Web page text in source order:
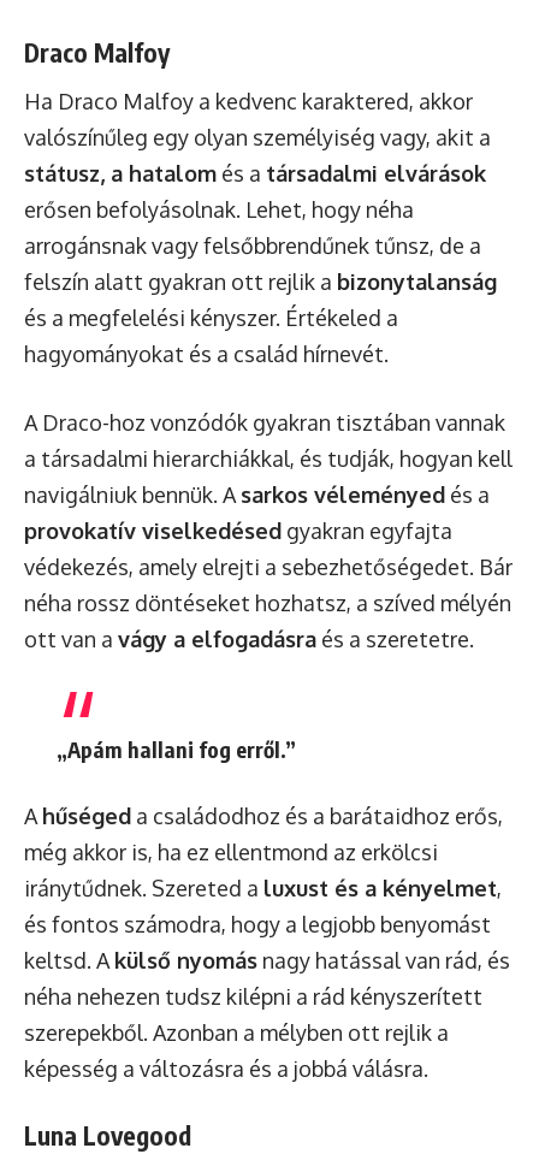
Draco Malfoy
Ha Draco Malfoy a kedvenc karaktered, akkor
valószínűleg egy olyan személyiség vagy, akit a
státusz, a hatalom és a társadalmi elvárások
erősen befolyásolnak. Lehet, hogy néha
arrogánsnak vagy felsőbbrendűnek tűnsz, de a
felszín alatt gyakran ott rejlik a bizonytalanság
és a megfelelési kényszer. Értékeled a
hagyományokat és a család hírnevét.
A Draco-hoz vonzódók gyakran tisztában vannak
a társadalmi hierarchiákkal, és tudják, hogyan kell
navigálniuk bennük. Asarkos véleményed és a
provokatív viselkedésed gyakran egyfajta
védekezés, amely elrejti a sebezhetőségedet. Bár
néha rossz döntéseket hozhatsz, a szíved mélyén
ott van a vágy a elfogadásra és a szeretetre.
„Apám hallani fog erről.”
Ahűséged a családodhoz és a barátaidhoz erős,
még akkor is, ha ez ellentmond az erkölcsi
iránytűdnek. Szereted a luxust és a kényelmet,
és fontos számodra, hogy a legjobb benyomást
keltsd. Akülső nyomás nagy hatással van rád, és
néha nehezen tudsz kilépni a rád kényszerített
szerepekből. Azonban a mélyben ott rejlik a
képesség a változásra és a jobbá válásra.
Luna Lovegood